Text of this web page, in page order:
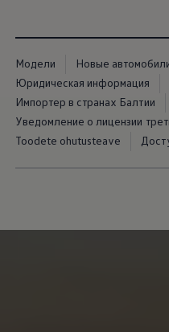
Модели Новые
Юридическая информация
Импортер в странах Балтии
Уведомление о лицензии
Toodete ohutusteave